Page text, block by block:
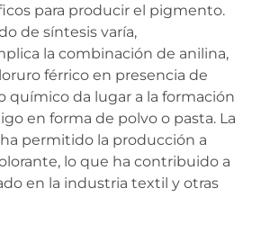
para producir el pigmento.
de síntesis varía,
la combinación de anilina,
férrico en presencia de
químico da lugar a la formación
en forma de polvo o pasta. La
permitido la producción a
lo que ha contribuido a
en la industria textil y otras